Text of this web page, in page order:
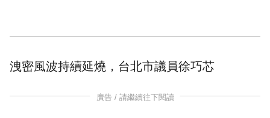
洩密風波持續延燒，台北市議員徐巧芯
廣告 / 請繼續往下閱讀